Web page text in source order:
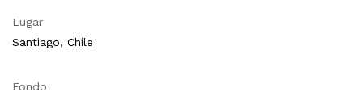
Lugar
Santiago, Chile
Fondo